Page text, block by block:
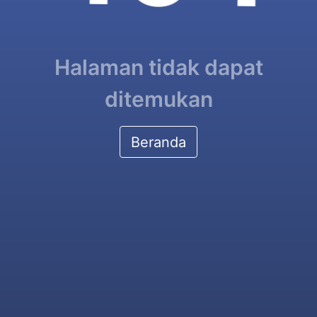
Halaman tidak dapat
ditemukan
Beranda